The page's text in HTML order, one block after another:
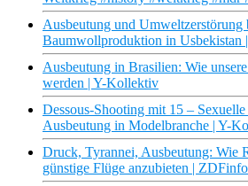
Ausbeutung und Umweltzerstörung
Baumwollproduktion in Usbekistan
Ausbeutung in Brasilien: Wie
werden | Y-Kollektiv
Dessous-Shooting mit 15 –
Ausbeutung in Modelbranche | Y-
Druck, Tyrannei, Ausbeutung: Wie
günstige Flüge anzubieten |